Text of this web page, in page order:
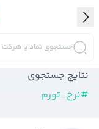
جستجوی نماد یا شرکت
نتایج جستجوی
#نرخ_تورم